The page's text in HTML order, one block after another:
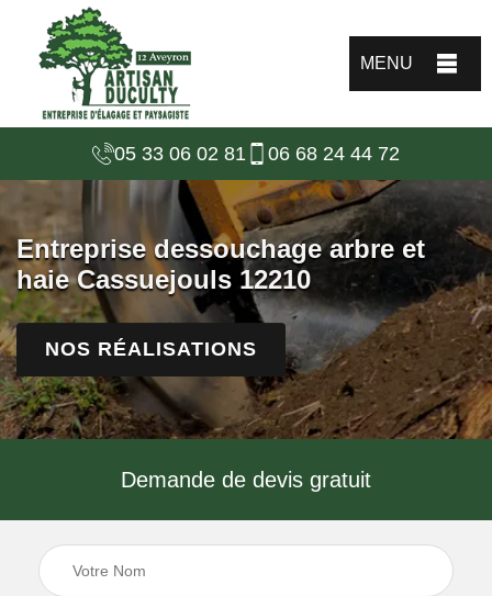
MENU
05 33 06 02 81 06 68 24 44 72
Entreprise dessouchage arbre et
haie Cassuejouls 12210
NOS RÉALISATIONS
Demande de devis gratuit